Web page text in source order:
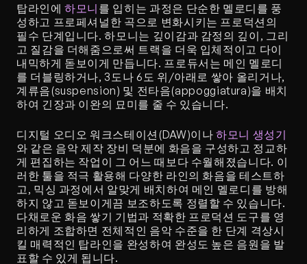
탑라인에 하모니 를 입히는 과정은 단순한 멜로디를 풍
성하고 프로페셔널한 곡으로 변화시키는 프로덕션의
필수 단계입니다. 하모니는 깊이감과 감정의 깊이, 그리
고 질감을 더해줌으로써 트랙을 더욱 입체적이고 다이
내믹하게 돋보이게 만듭니다. 프로듀서는 메인 멜로디
를 더블링하거나, 3도나 6도 위/아래로 쌓아 올리거나,
계류음(suspension) 및 전타음(appoggiatura)을 배치
하여 긴장과 이완의 묘미를 줄 수 있습니다.
디지털 오디오 워크스테이션(DAW)이나 하모니 생성기
와 같은 음악 제작 장비 덕분에 화음을 구성하고 정교하
게 편집하는 작업이 그 어느 때보다 수월해졌습니다. 이
러한 툴을 적극 활용해 다양한 라인의 화음을 테스트하
고, 믹싱 과정에서 알맞게 배치하여 메인 멜로디를 방해
하지 않고 돋보이게끔 보조하도록 정렬할 수 있습니다.
다채로운 화음 쌓기 기법과 적확한 프로덕션 도구를 영
리하게 조합하면 전체적인 음악 수준을 한 단계 격상시
킬 매력적인 탑라인을 완성하여 완성도 높은 음원을 발
표할 수 있게 됩니다.